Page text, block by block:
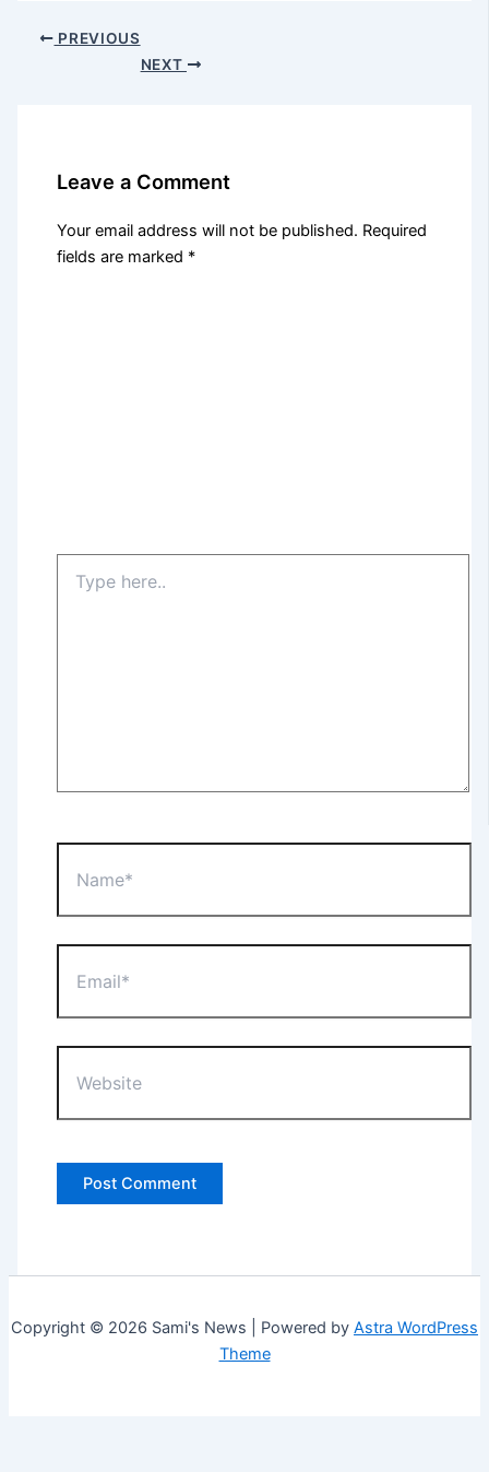
PREVIOUS
NEXT
Leave a Comment
Your email address will not be published. Required
fields are marked *
here..
Copyright © 2026 Sami's News | Powered by Astra WordPress
Theme